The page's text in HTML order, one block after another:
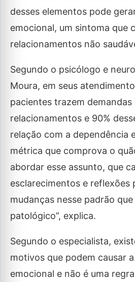
desses elementos pode
emocional, um sintoma que
relacionamentos não
Segundo o psicólogo e
Moura, em seus
pacientes trazem demandas
relacionamentos e 90%
relação com a dependência
métrica que comprova o
abordar esse assunto, que
esclarecimentos e reflexões
mudanças nesse padrão
patológico”, explica.
Segundo o especialista,
motivos que podem causar
emocional e não é uma